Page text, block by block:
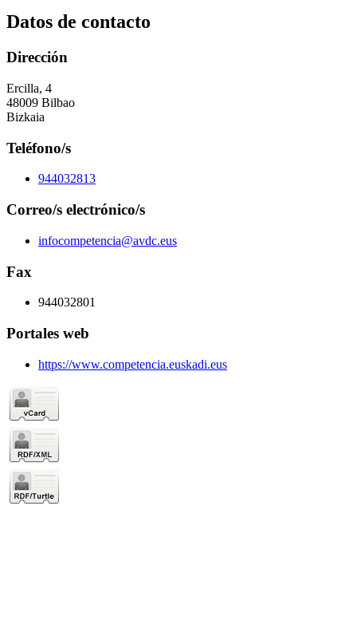
Datos de contacto
Dirección
Ercilla, 4
48009 Bilbao
Bizkaia
Teléfono/s
944032813
Correo/s electrónico/s
infocompetencia@avdc.eus
Fax
944032801
Portales web
https://www.competencia.euskadi.eus